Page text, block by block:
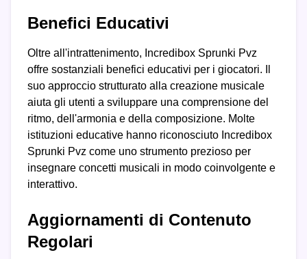
Benefici Educativi
Oltre all'intrattenimento, Incredibox Sprunki Pvz
offre sostanziali benefici educativi per i giocatori. Il
suo approccio strutturato alla creazione musicale
aiuta gli utenti a sviluppare una comprensione del
ritmo, dell'armonia e della composizione. Molte
istituzioni educative hanno riconosciuto Incredibox
Sprunki Pvz come uno strumento prezioso per
insegnare concetti musicali in modo coinvolgente e
interattivo.
Aggiornamenti di Contenuto
Regolari